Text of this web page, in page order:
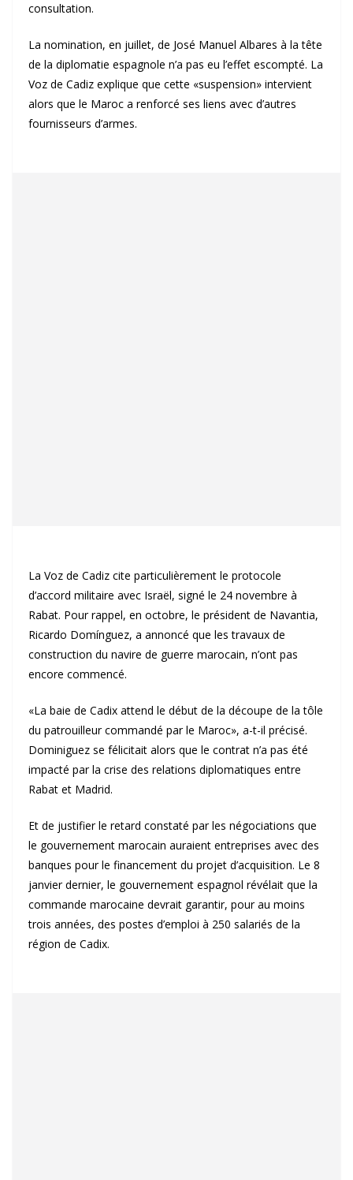
consultation.
La nomination, en juillet, de José Manuel Albares à la tête
de la diplomatie espagnole n’a pas eu l’effet escompté. La
Voz de Cadiz explique que cette «suspension» intervient
alors que le Maroc a renforcé ses liens avec d’autres
fournisseurs d’armes.
La Voz de Cadiz cite particulièrement le protocole
d’accord militaire avec Israël, signé le 24 novembre à
Rabat. Pour rappel, en octobre, le président de Navantia,
Ricardo Domínguez, a annoncé que les travaux de
construction du navire de guerre marocain, n’ont pas
encore commencé.
«La baie de Cadix attend le début de la découpe de la tôle
du patrouilleur commandé par le Maroc», a-t-il précisé.
Dominiguez se félicitait alors que le contrat n’a pas été
impacté par la crise des relations diplomatiques entre
Rabat et Madrid.
Et de justifier le retard constaté par les négociations que
le gouvernement marocain auraient entreprises avec des
banques pour le financement du projet d’acquisition. Le 8
janvier dernier, le gouvernement espagnol révélait que la
commande marocaine devrait garantir, pour au moins
trois années, des postes d’emploi à 250 salariés de la
région de Cadix.